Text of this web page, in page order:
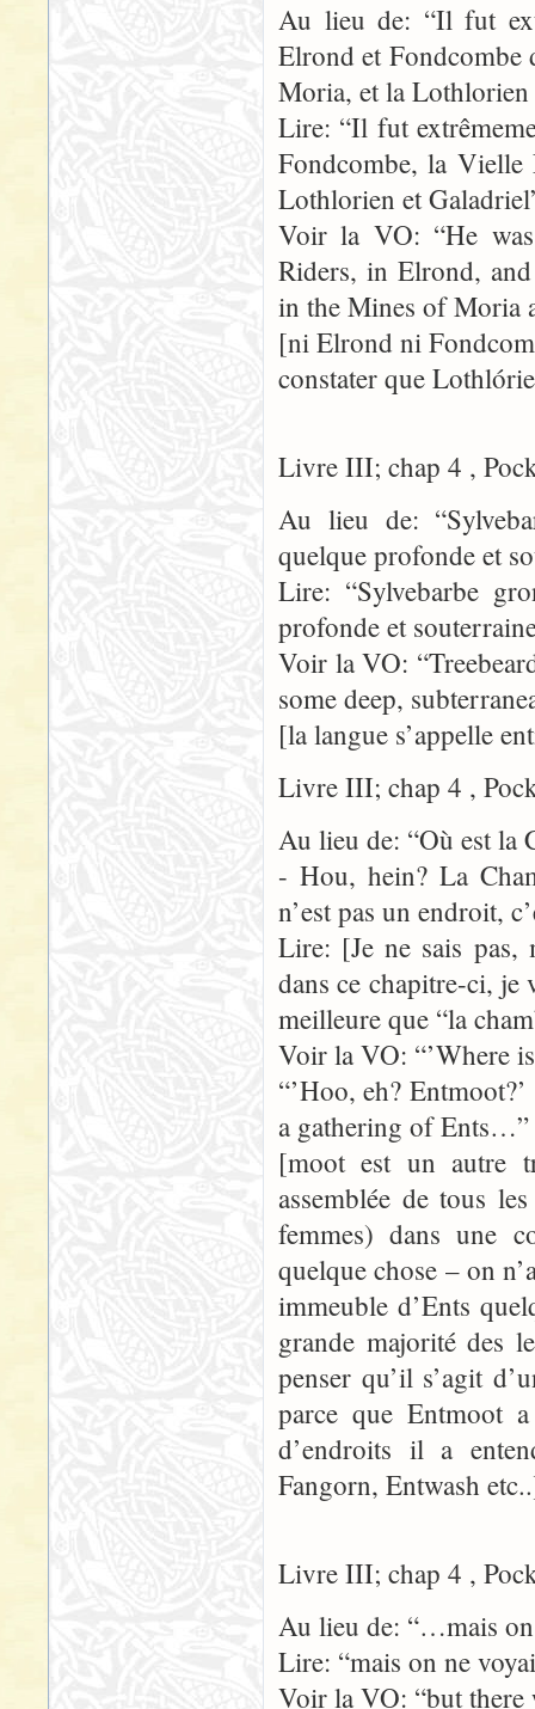
Au lieu de: “Il fut
Elrond et Fondcombe
Moria, et la
Lire: “Il fut
Fondcombe, la
Lothlorien et
Voir la VO: “He
Riders, in Elrond,
in the Mines of Moria
[ni Elrond ni
constater que
Livre III; chap 4 ,
Au lieu de:
quelque profonde et
Lire: “Sylvebarbe
profonde et
Voir la VO:
some deep,
[la langue s’appelle
Livre III; chap 4 ,
Au lieu de: “Où est la
- Hou, hein? La
n’est pas un endroit,
Lire: [Je ne sais pas,
dans ce chapitre-ci, je
meilleure que “la
Voir la VO: “’Where
“’Hoo, eh?
a gathering of Ents…”
[moot est un autre
assemblée de tous
femmes) dans une
quelque chose – on
immeuble d’Ents
grande majorité des
penser qu’il s’agit
parce que Entmoot
d’endroits il a
Fangorn, Entwash
Livre III; chap 4 ,
Au lieu de: “…mais on
Lire: “mais on ne
Voir la VO: “but there